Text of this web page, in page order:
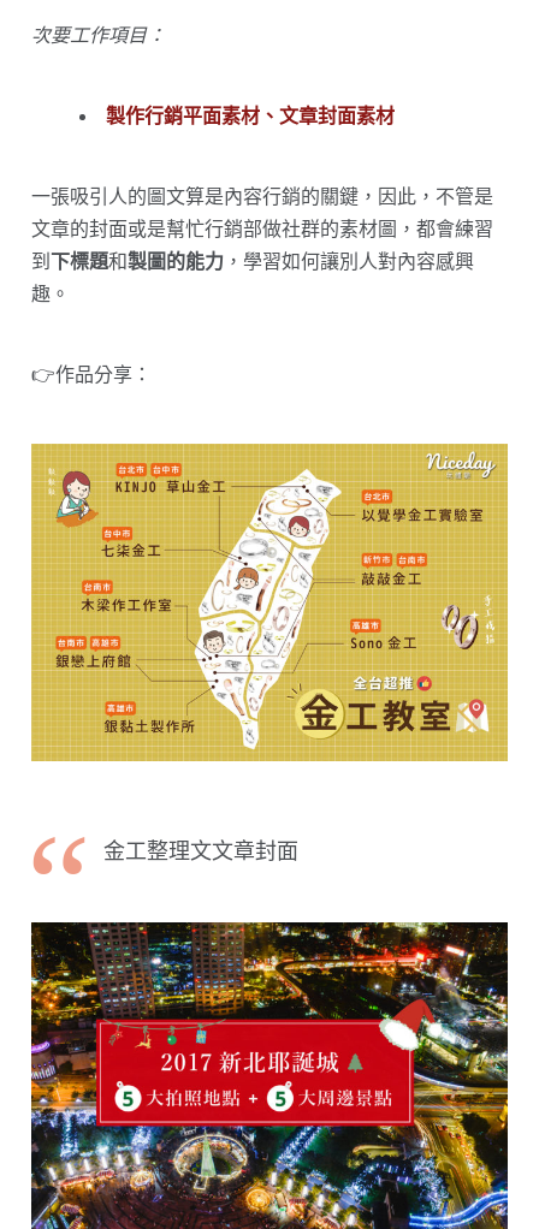
次要工作項目：
製作行銷平面素材、文章封面素材
一張吸引人的圖文算是內容行銷的關鍵，因此，不管是
文章的封面或是幫忙行銷部做社群的素材圖，都會練習
到 下標題和製圖的能力 ，學習如何讓別人對內容感興
趣。
👉作品分享：
金工整理文文章封面